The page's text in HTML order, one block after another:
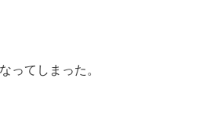
ってしまった。